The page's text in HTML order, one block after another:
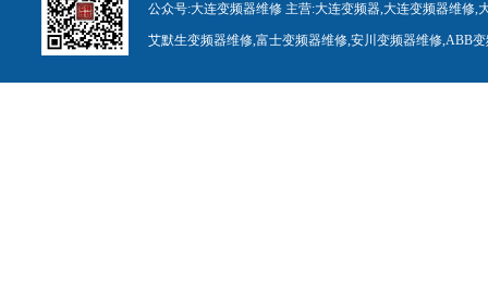
公众号:大连变频器维修 主营:大连变频器,大连变频器维修,
艾默生变频器维修,富士变频器维修,安川变频器维修,ABB变